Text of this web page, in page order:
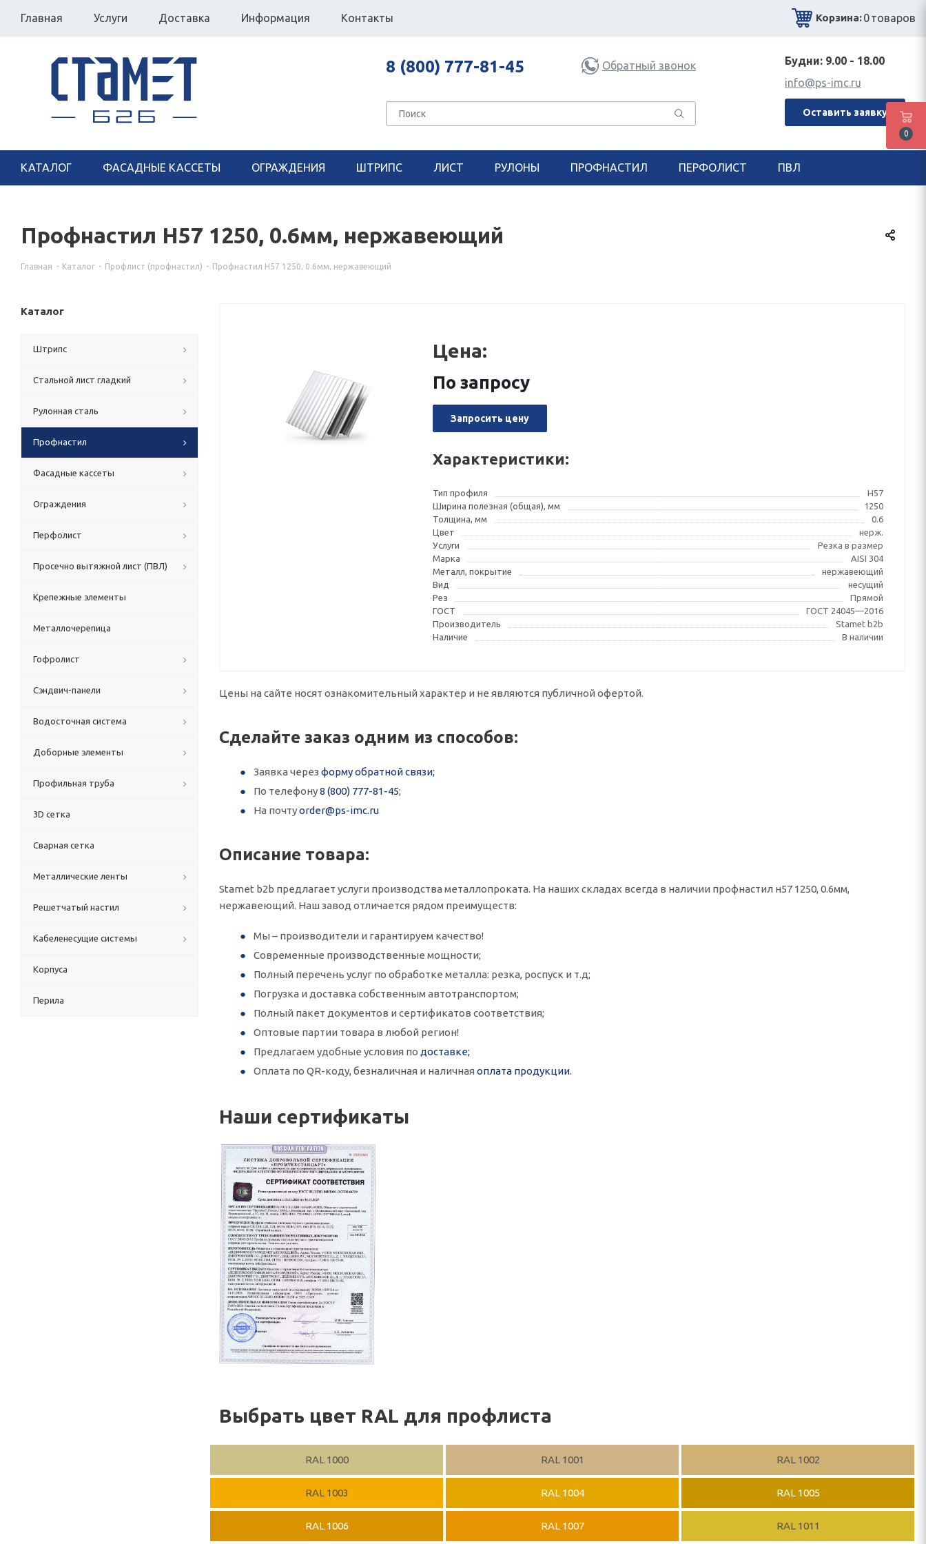
Главная Услуги Доставка Информация Контакты Корзина:0товаров
8 (800) 777-81-45 Обратный звонок
Будни: 9.00 - 18.00
info@ps-imc.ru
Оставить заявку
КАТАЛОГ ФАСАДНЫЕ КАССЕТЫ ОГРАЖДЕНИЯ ШТРИПС ЛИСТ РУЛОНЫ ПРОФНАСТИЛ ПЕРФОЛИСТ ПВЛ
Профнастил Н57 1250, 0.6мм, нержавеющий
Главная - Каталог - Профлист (профнастил) - Профнастил Н57 1250, 0.6мм, нержавеющий
Цена:
По запросу
Запросить цену
Характеристики:
Тип профиля
Н57
Ширина полезная (общая), мм
1250
Толщина, мм
0.6
Цвет
нерж.
Услуги
Резка в размер
Марка
AISI 304
Металл, покрытие
нержавеющий
Вид
несущий
Рез
Прямой
ГОСТ
ГОСТ 24045—2016
Производитель
Stamet b2b
Наличие
В наличии
Цены на сайте носят ознакомительный характер и не являются публичной офертой.
Сделайте заказ одним из способов:
Заявка через форму обратной связи;
По телефону8 (800) 777-81-45;
На почтуorder@ps-imc.ru
Описание товара:
Stamet b2b предлагает услуги производства металлопроката. На наших складах всегда в наличии профнастил н57 1250, 0.6мм,
нержавеющий. Наш завод отличается рядом преимуществ:
Мы – производители и гарантируем качество!
Современные производственные мощности;
Полный перечень услуг по обработке металла: резка, роспуск и т.д;
Погрузка и доставка собственным автотранспортом;
Полный пакет документов и сертификатов соответствия;
Оптовые партии товара в любой регион!
Предлагаем удобные условия по доставке;
Оплата по QR-коду, безналичная и наличная оплата продукции.
Наши сертификаты
Выбрать цвет RAL для профлиста
RAL 1000 RAL 1001 RAL 1002
RAL 1003 RAL 1004 RAL 1005
RAL 1006 RAL 1007 RAL 1011
Каталог
Штрипс
Стальной лист гладкий
Рулонная сталь
Профнастил
Фасадные кассеты
Ограждения
Перфолист
Просечно вытяжной лист (ПВЛ)
Крепежные элементы
Металлочерепица
Гофролист
Сэндвич-панели
Водосточная система
Доборные элементы
Профильная труба
3D сетка
Сварная сетка
Металлические ленты
Решетчатый настил
Кабеленесущие системы
Корпуса
Перила
0